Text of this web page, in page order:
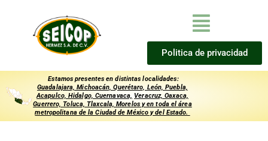
Menú
Politica de privacidad
Estamos presentes en distintas localidades:
Guadalajara, Michoacán, Querétaro, León, Puebla,
Acapulco, Hidalgo, Cuernavaca, Veracruz, Oaxaca,
Guerrero, Toluca, Tlaxcala, Morelos y en toda el área
metropolitana de la Ciudad de México y del Estado.